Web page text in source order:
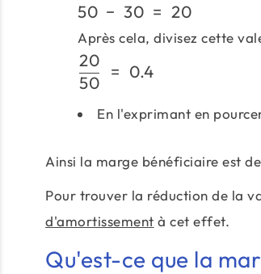
50 − 30 = 20
Après cela, divisez cette
50
20
= 0.4
En l'exprimant en
Ainsi la marge bénéficiaire est
Pour trouver la réduction de la
d'amortissement à cet effet.
Qu'est-ce que la